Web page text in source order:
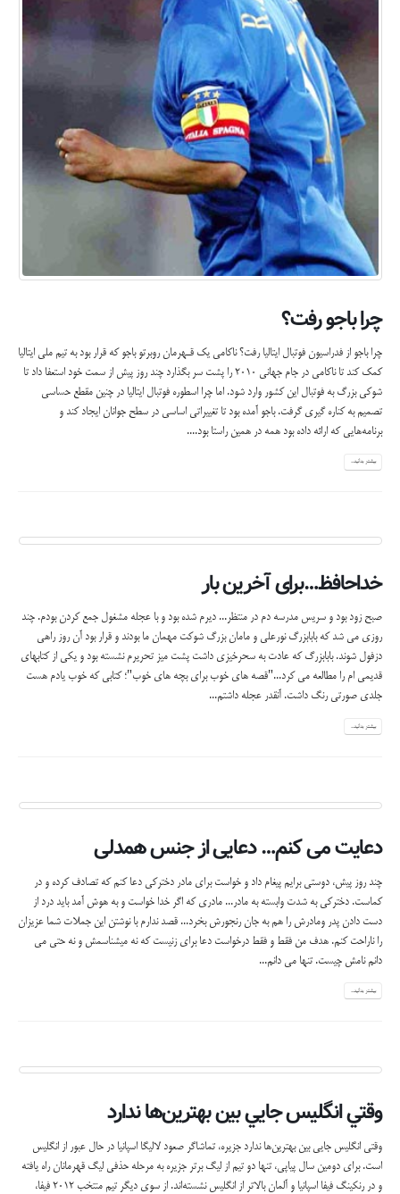
چرا باجو رفت؟
چرا باجو از فدراسيون فوتبال ايتاليا رفت؟ ناكامي يك قـهرمان روبرتو باجو كه قرار بود به تيم ملي ايتاليا
كمك كند تا ناكامي در جام جهاني 2010 را پشت سر بگذارد چند روز پيش از سمت خود استعفا داد تا
شوكي بزرگ به فوتبال اين كشور وارد شود. اما چرا اسطوره فوتبال ايتاليا در چنين مقطع حساسي
تصميم به كناره گيري گرفت. باجو آمده بود تا تغييراتي اساسي در سطح جوانان ايجاد كند و
برنامه‌هايي كه ارائه داده بود همه در همين راستا بود....
بیشتر بدانید...
خداحافظ…برای آخرین بار
صبح زود بود و سریس مدرسه دم در منتظر... دیرم شده بود و با عجله مشغول جمع کردن بودم. چند
روزی می شد که بابابزرگ نورعلی و مامان بزرگ شوکت مهمان ما بودند و قرار بود آن روز راهی
دزفول شوند. بابابزرگ که عادت به سحرخیزی داشت پشت میز تحریرم نشسته بود و یکی از کتابهای
قدیمی ام را مطالعه می کرد..."قصه های خوب برای بچه های خوب"؛ کتابی که خوب یادم هست
جلدی صورتی رنگ داشت. آنقدر عجله داشتم...
بیشتر بدانید...
دعایت می کنم… دعایی از جنس همدلی
چند روز پیش، دوستی برایم پیغام داد و خواست برای مادر دخترکی دعا کنم که تصادف کرده و در
کماست. دخترکی به شدت وابسته به مادر... مادری که اگر خدا خواست و به هوش آمد باید درد از
دست دادن پدر ومادرش را هم به جان رنجورش بخرد... قصد ندارم با نوشتن این جملات شما عزیزان
را ناراحت کنم. هدف من فقط و فقط درخواست دعا برای زنیست که نه میشناسمش و نه حتی می
دانم نامش چیست. تنها می دانم...
بیشتر بدانید...
وقتي انگليس جايي بين بهترين‌ها ندارد
وقتي انگليس جايي بين بهترين‌ها ندارد جزيره، تماشاگر صعود لاليگا اسپانيا در حال عبور از انگليس
است. براي دومين سال پياپي، تنها دو تيم از ليگ برتر جزيره به مرحله حذفي ليگ قهرمانان راه يافته
و در رنكينگ فيفا اسپانيا و آلمان بالاتر از انگليس نشسته‌اند. از سوي ديگر تيم منتخب 2012 فيفا،